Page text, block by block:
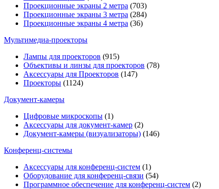
Проекционные экраны 2 метра (703)
Проекционные экраны 3 метра (284)
Проекционные экраны 4 метра (36)
Мультимедиa-проекторы
Лампы для проекторов (915)
Объективы и линзы для проекторов (78)
Аксессуары для Проекторов (147)
Проекторы (1124)
Документ-камеры
Цифровые микроскопы (1)
Аксессуары для документ-камер (2)
Документ-камеры (визуализаторы) (146)
Конференц-системы
Аксессуары для конференц-систем (1)
Оборудование для конференц-связи (54)
Программное обеспечение для конференц-систем (2)